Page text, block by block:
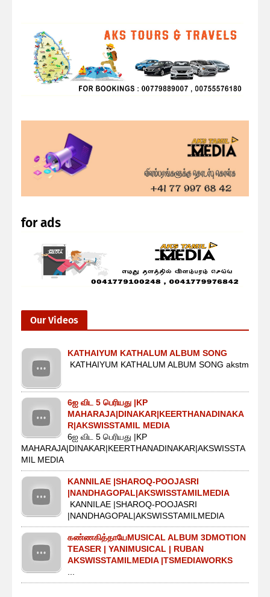
for ads
Our Videos
KATHAIYUM KATHALUM ALBUM SONG
KATHAIYUM KATHALUM ALBUM SONG akstm
6ஐ விட 5 பெரியது |KP
MAHARAJA|DINAKAR|KEERTHANADINAKA
R|AKSWISSTAMIL MEDIA
6ஐ விட 5 பெரியது |KP
MAHARAJA|DINAKAR|KEERTHANADINAKAR|AKSWISSTA
MIL MEDIA
KANNILAE |SHAROQ-POOJASRI
|NANDHAGOPAL|AKSWISSTAMILMEDIA
KANNILAE |SHAROQ-POOJASRI
|NANDHAGOPAL|AKSWISSTAMILMEDIA
கண்ணகித்தாயேMUSICAL ALBUM 3DMOTION
TEASER | YANIMUSICAL | RUBAN
AKSWISSTAMILMEDIA |TSMEDIAWORKS
...